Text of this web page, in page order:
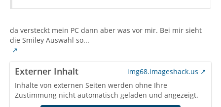
da versteckt mein PC dann aber was vor mir. Bei mir sieht
die Smiley Auswahl so...
Externer Inhalt
img68.imageshack.us
Inhalte von externen Seiten werden ohne Ihre
Zustimmung nicht automatisch geladen und angezeigt.